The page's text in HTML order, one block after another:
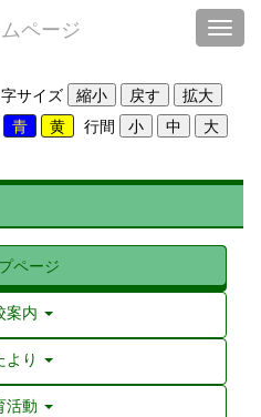
ページ
サイズ
行間
ページ
案内
より
活動